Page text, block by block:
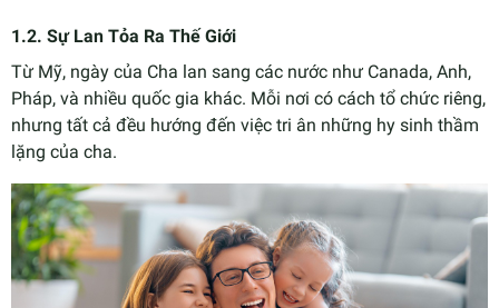
1.2. Sự Lan Tỏa Ra Thế Giới
Từ Mỹ, ngày của Cha lan sang các nước như Canada, Anh,
Pháp, và nhiều quốc gia khác. Mỗi nơi có cách tổ chức riêng,
nhưng tất cả đều hướng đến việc tri ân những hy sinh thầm
lặng của cha.